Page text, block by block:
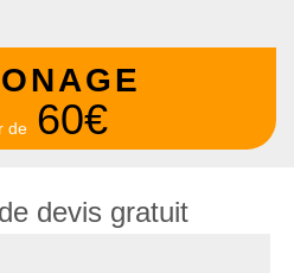
de 60€
devis gratuit